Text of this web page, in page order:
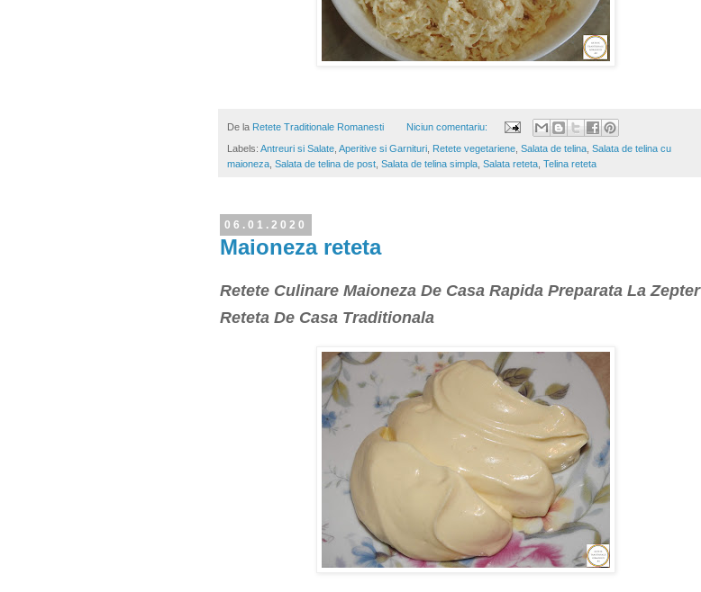
De la Retete Traditionale Romanesti Niciun comentariu:
Labels: Antreuri si Salate Aperitive si Garnituri Retete vegetariene Salata de telina Salata de telina cu
maioneza Salata de telina de post Salata de telina simpla Salata reteta Telina reteta
06.01.2020
Maioneza reteta
Retete Culinare Maioneza De Casa Rapida Preparata La Zepter
Reteta De Casa Traditionala